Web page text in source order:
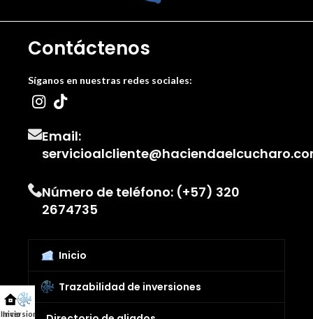
Contáctenos
Síganos en nuestras redes sociales:
Email:
Número de teléfono: (+57) 320
2674735
Inicio
Trazabilidad de inversiones
Inicio
Inversiones